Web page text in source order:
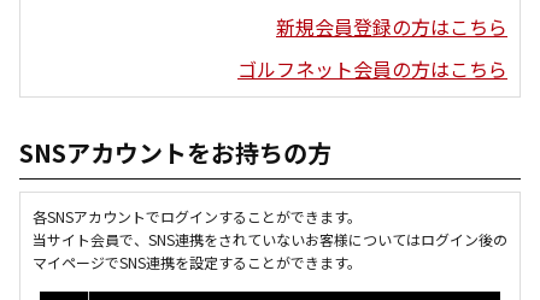
新規会員登録の方はこちら
ゴルフネット会員の方はこちら
SNSアカウントをお持ちの方
各SNSアカウントでログインすることができます。
当サイト会員で、SNS連携をされていないお客様についてはログイン後の
マイページでSNS連携を設定することができます。